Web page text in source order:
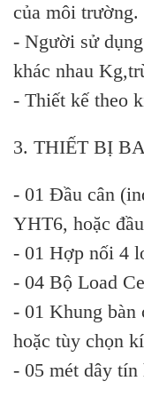
của môi trường.
- Người sử
khác nhau
- Thiết kế theo
3. THIẾT BỊ
- 01 Đầu cân
YHT6, hoặc
- 01 Hợp nối 4
- 04 Bộ Load
- 01 Khung
hoặc tùy chọn
- 05 mét dây tín